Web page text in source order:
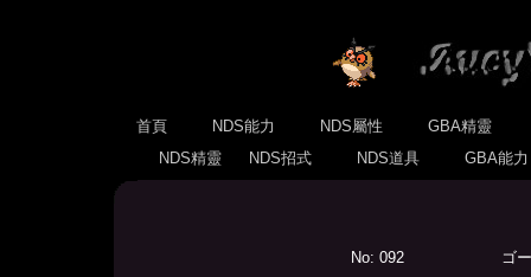
首頁 NDS能力 NDS屬性
GBA精靈
NDS精靈
NDS招式 NDS道具 GBA能
No: 092 ゴ